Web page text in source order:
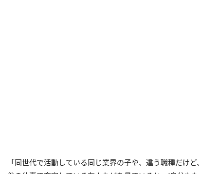
「同世代で活動している同じ業界の子や、違う職種だけど、